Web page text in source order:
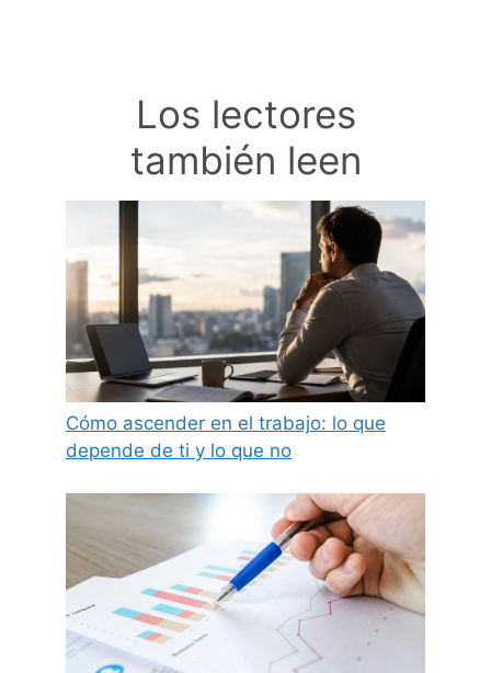
Los lectores
también leen
Cómo ascender en el trabajo: lo que
depende de ti y lo que no